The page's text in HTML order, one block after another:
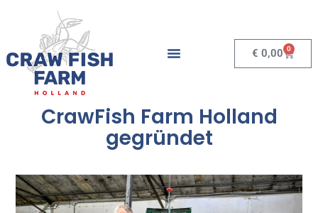
€ 0,00 0
CrawFish Farm Holland
gegründet